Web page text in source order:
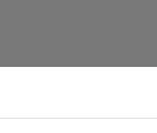
Step są
we wszystkich
do Twoich